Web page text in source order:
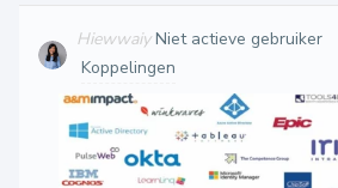
Hiewwaiy Niet actieve gebruiker
Koppelingen